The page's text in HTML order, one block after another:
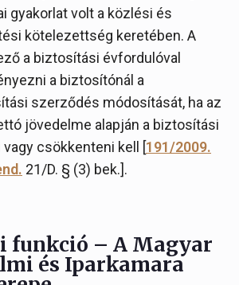
gyakorlat volt a közlési és
kötelezettség keretében. A
a biztosítási évfordulóval
a biztosítónál a
szerződés módosítását, ha az
jövedelme alapján a biztosítási
csökkenteni kell [191/2009.
21/D. § (3) bek.].
funkció – A Magyar
és Iparkamara